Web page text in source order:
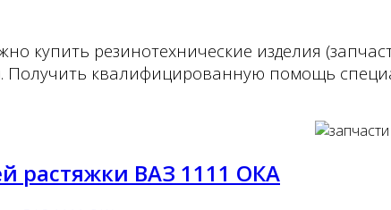
купить резинотехнические изделия
квалифицированную помощь
растяжки ВАЗ 1111 ОКА